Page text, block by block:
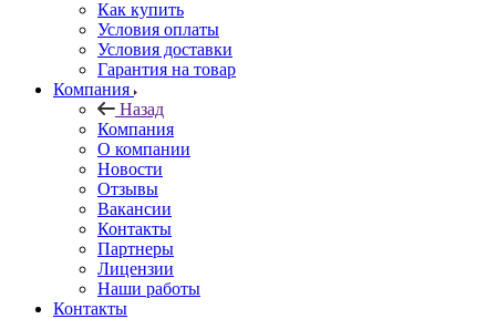
Как купить
Условия оплаты
Условия доставки
Гарантия на товар
Компания
Назад
Компания
О компании
Новости
Отзывы
Вакансии
Контакты
Партнеры
Лицензии
Наши работы
Контакты